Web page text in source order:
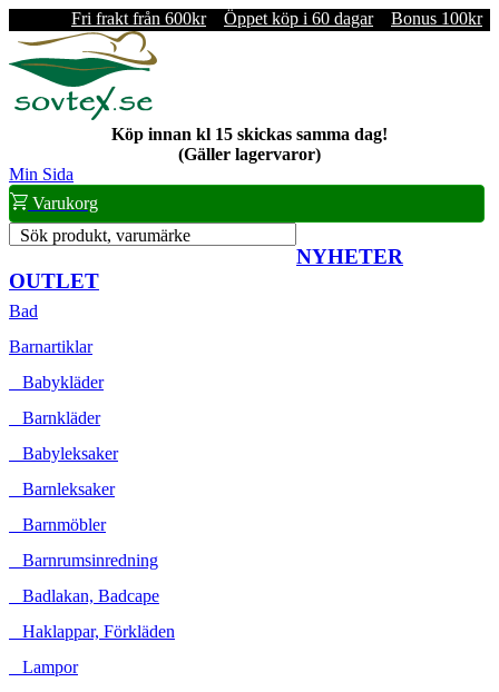
Fri frakt från 600kr Öppet köp i 60 dagar Bonus 100kr
Köp innan kl 15 skickas samma dag!
(Gäller lagervaror)
Min Sida
Varukorg
Sök produkt, varumärke
NYHETER
OUTLET
Bad
Barnartiklar
Babykläder
Barnkläder
Babyleksaker
Barnleksaker
Barnmöbler
Barnrumsinredning
Badlakan, Badcape
Haklappar, Förkläden
Lampor